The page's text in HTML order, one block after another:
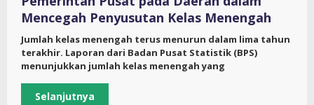
Mencegah Penyusutan Kelas Menengah
Jumlah kelas menengah terus menurun dalam lima tahun
terakhir. Laporan dari Badan Pusat Statistik (BPS)
menunjukkan jumlah kelas menengah yang
Selanjutnya